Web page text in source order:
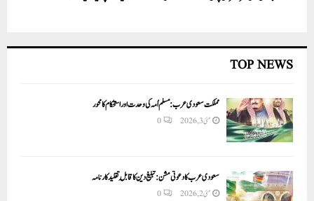
TOP NEWS
مملکت سعودی عرب: مسلم اُمہ کی وحدت اور استحکام کا محور
مئی 3, 2026 0
سعودی عرب کا دعوتی مشن: تبلیغ دین کا قابلِ تقلید کارنامہ
مئی 2, 2026 0